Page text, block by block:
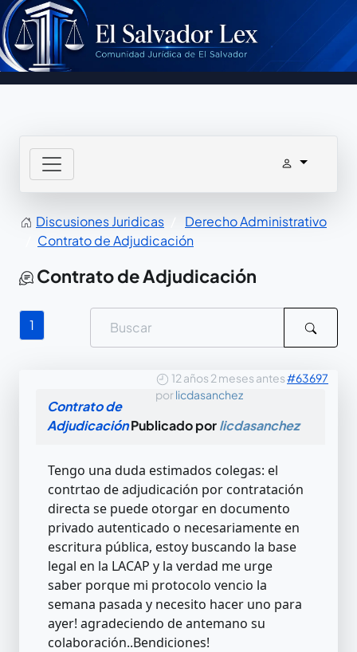
Discusiones Juridicas
Derecho Administrativo
Contrato de Adjudicación
Contrato de Adjudicación
1
12 años 2 meses antes#63697
porlicdasanchez
Contrato de
AdjudicaciónPublicado porlicdasanchez
Tengo una duda estimados colegas: el
contrtao de adjudicación por contratación
directa se puede otorgar en documento
privado autenticado o necesariamente en
escritura pública, estoy buscando la base
legal en la LACAP y la verdad me urge
saber porque mi protocolo vencio la
semana pasada y necesito hacer uno para
ayer! agradeciendo de antemano su
colaboración..Bendiciones!